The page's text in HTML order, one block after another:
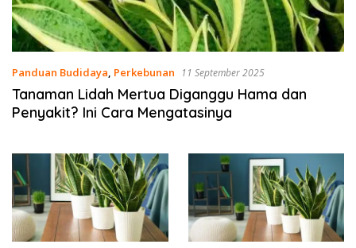
Panduan Budidaya, Perkebunan 11 September 2025
Tanaman Lidah Mertua Diganggu Hama dan
Penyakit? Ini Cara Mengatasinya